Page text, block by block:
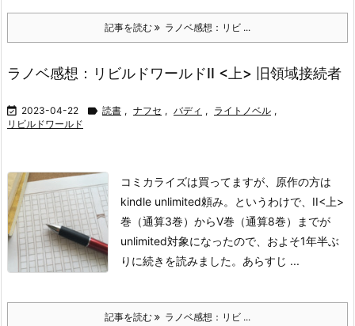
記事を読む ラノベ感想：リビ ...
ラノベ感想：リビルドワールドII <上> 旧領域接続者
 2023-04-22  読書 , ナフセ , バディ , ライトノベル ,
リビルドワールド
コミカライズは買ってますが、原作の方は
kindle unlimited頼み。というわけで、II<上>
巻（通算3巻）からV巻（通算8巻）までが
unlimited対象になったので、およそ1年半ぶ
りに続きを読みました。 あらすじ ...
記事を読む ラノベ感想：リビ ...